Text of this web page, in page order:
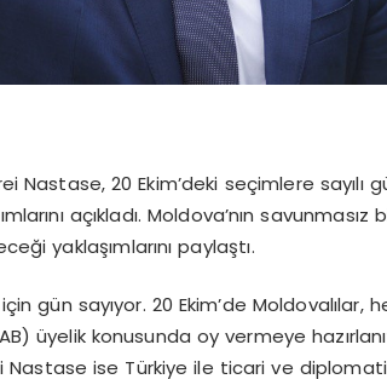
Nastase, 20 Ekim’deki seçimlere sayılı
açıkladı. Moldova’nın
yaklaşımlarını paylaştı.
gün sayıyor. 20 Ekim’de Moldovalılar,
üyelik konusunda oy vermeye
Nastase ise Türkiye ile ticari ve